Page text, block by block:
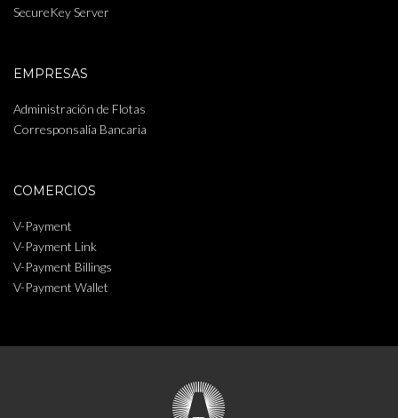
SecureKey Server
EMPRESAS
Administración de Flotas
Corresponsalía Bancaria
COMERCIOS
V-Payment
V-Payment Link
V-Payment Billings
V-Payment Wallet